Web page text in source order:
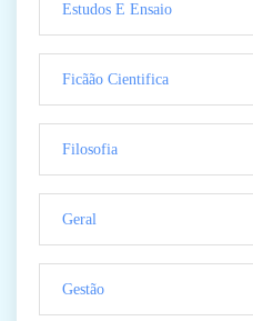
Estudos E Ensaio
Ficãão Cientifica
Filosofia
Geral
Gestão